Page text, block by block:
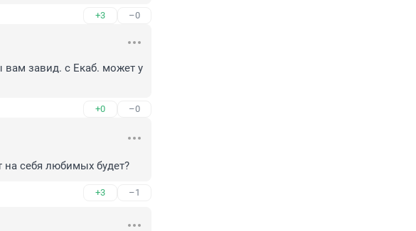
+3 –0
завид. с Екаб. может у
+0 –0
себя любимых будет?
+3 –1